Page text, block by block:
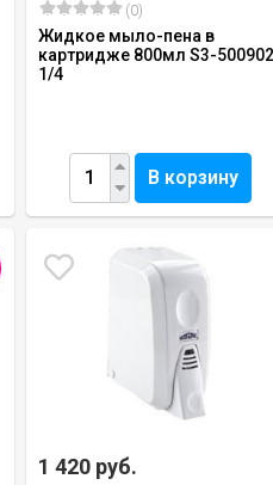
(0)
Жидкое мыло-пена в
картридже 800мл S3-
1/4
В корзину
1 420 руб.